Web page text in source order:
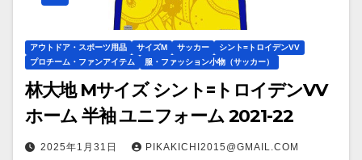
アウトドア・スポーツ用品 サイズM サッカー
シント=トロイデンVV
プロチーム・ファンアイテム
服・ファッション小物（サッカー）
林大地 Mサイズ シント=トロイデンVV
ホーム 半袖 ユニフォーム 2021-22
2025年1月31日 PIKAKICHI2015@GMAIL.COM